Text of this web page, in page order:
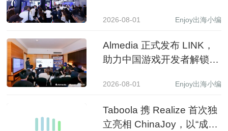
2026-08-01 Enjoy出海小编
Almedia 正式发布 LINK，
助力中国游戏开发者解锁收
2026-08-01 Enjoy出海小编
Taboola 携 Realize 首次独
立亮相 ChinaJoy，以“成长